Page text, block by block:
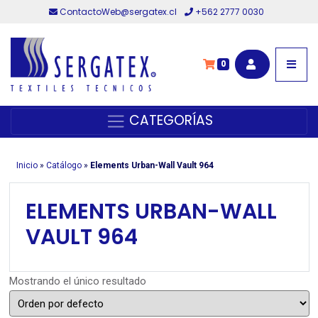
ContactoWeb@sergatex.cl +562 2777 0030
0
CATEGORÍAS
Inicio» Catálogo» Elements Urban-Wall Vault 964
ELEMENTS URBAN-WALL
VAULT 964
Mostrando el único resultado